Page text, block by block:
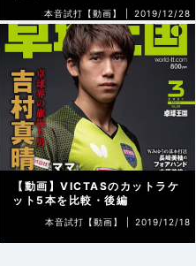
本音試打【動画】 | 2019/12/28
【動画】VICTASのカットラケ
ット5本を比較・後編
本音試打【動画】 | 2019/12/18